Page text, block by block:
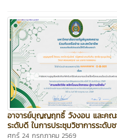
อาจารย์บุญญฤทธิ์ วังงอน และคณ
ระดับดี ในการประชุมวิชาการระดับ
ศุกร์ 24 กรกฎาคม 2569